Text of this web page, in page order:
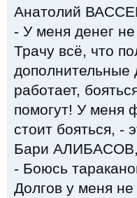
Анатолий
- У меня денег
Трачу всё, что
дополнительные
работает,
помогут! У меня
стоит бояться, -
Бари АЛИБАСОВ,
- Боюсь
Долгов у меня